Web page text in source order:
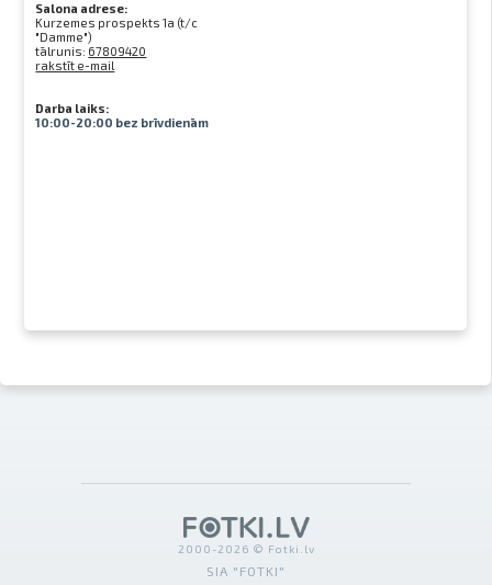
Salona adrese:
Kurzemes prospekts 1a (t/c
"Damme")
tālrunis: 67809420
rakstīt e-mail
Darba laiks:
10:00-20:00 bez brīvdienām
2000-2026 © Fotki.lv
SIA "FOTKI"